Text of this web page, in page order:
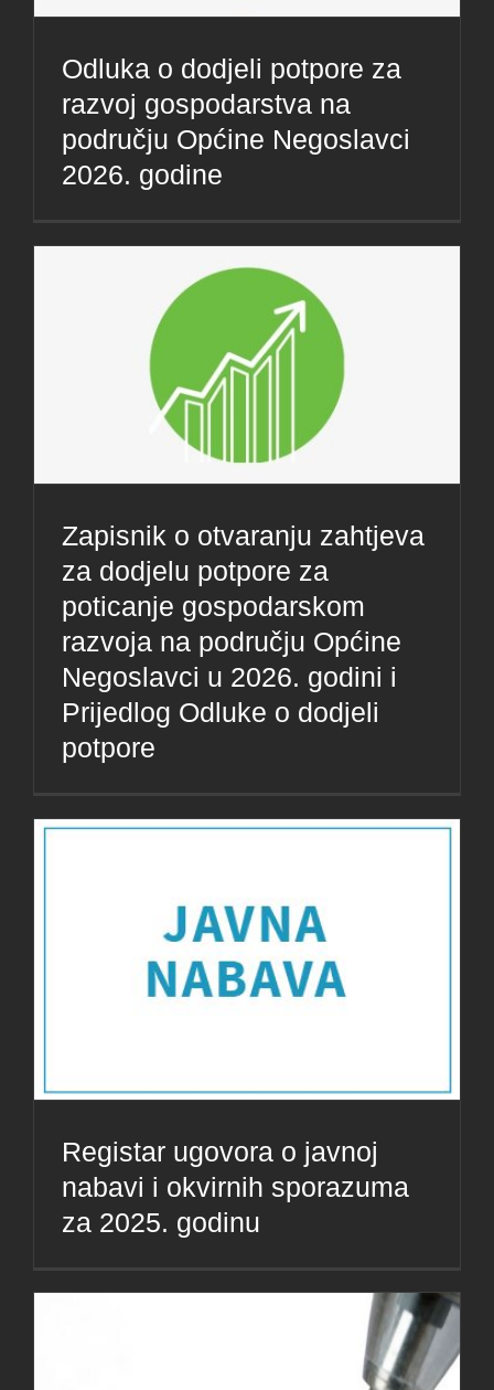
Odluka o dodjeli potpore za
razvoj gospodarstva na
području Općine Negoslavci
2026. godine
Zapisnik o otvaranju zahtjeva
za dodjelu potpore za
poticanje gospodarskom
razvoja na području Općine
Negoslavci u 2026. godini i
Prijedlog Odluke o dodjeli
potpore
Registar ugovora o javnoj
nabavi i okvirnih sporazuma
za 2025. godinu